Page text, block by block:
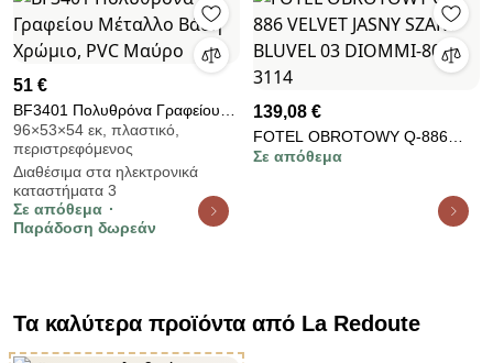
51 €
BF3401 Πολυθρόνα Γραφείου
Μέταλλο Βάση Χρώμιο, PVC
Μαύρο
96×53×54 εκ, πλαστικό,
περιστρεφόμενος
Διαθέσιμα στα ηλεκτρονικά
καταστήματα 3
Σε απόθεμα
Παράδοση δωρεάν
139,08 €
FOTEL OBROTOWY Q-886
VELVET JASNY SZARY
Σε απόθεμα
Τα καλύτερα προϊόντα από La Redoute